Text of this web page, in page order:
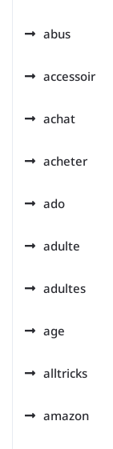
abus
accessoir
achat
acheter
ado
adulte
adultes
age
alltricks
amazon